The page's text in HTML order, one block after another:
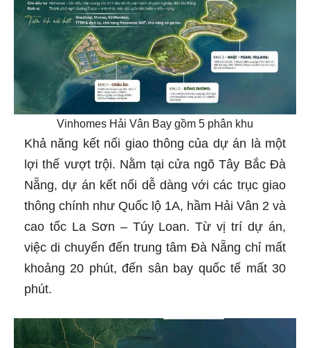
Vinhomes Hải Vân Bay gồm 5 phân khu
Khả năng kết nối giao thông của dự án là một
lợi thế vượt trội. Nằm tại cửa ngõ Tây Bắc Đà
Nẵng, dự án kết nối dễ dàng với các trục giao
thông chính như Quốc lộ 1A, hầm Hải Vân 2 và
cao tốc La Sơn – Túy Loan. Từ vị trí dự án,
việc di chuyển đến trung tâm Đà Nẵng chỉ mất
khoảng 20 phút, đến sân bay quốc tế mất 30
phút.